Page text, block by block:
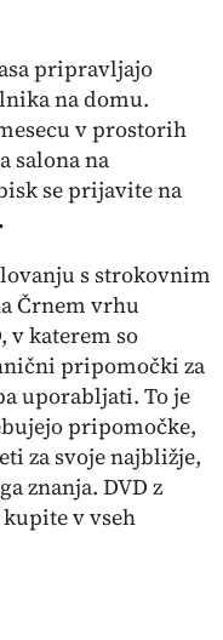
pripravljajo
na domu.
v prostorih
salona na
se prijavite na
s strokovnim
Črnem vrhu
katerem so
pripomočki za
uporabljati. To je
pripomočke,
za svoje najbližje,
znanja. DVD z
v vseh